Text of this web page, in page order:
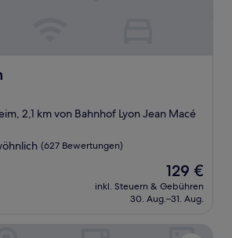
2,1 km von Bahnhof Lyon Jean Macé
(627 Bewertungen)
Der
Preis
beträgt
129 €
inkl. Steuern & Gebühren
30. Aug.–31. Aug.